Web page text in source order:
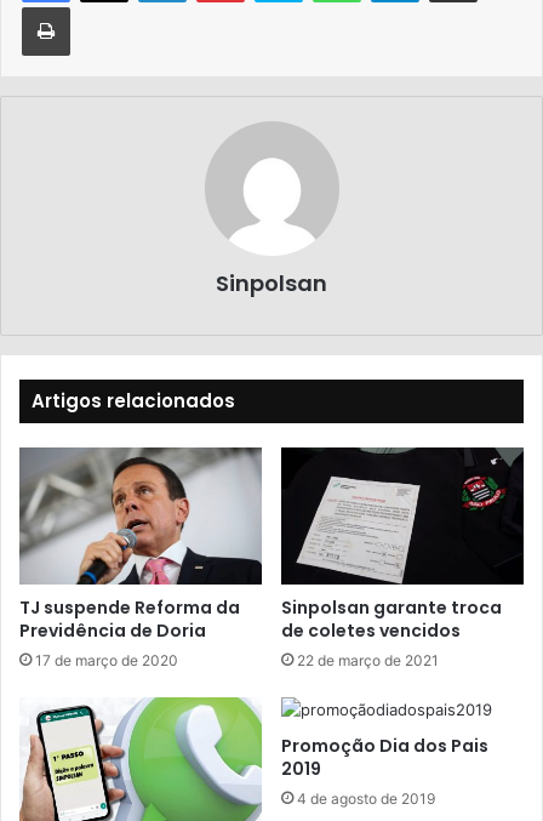
Sinpolsan
Artigos relacionados
TJ suspende Reforma da
Previdência de Doria
17 de março de 2020
Sinpolsan garante troca
de coletes vencidos
22 de março de 2021
Promoção Dia dos Pais
2019
4 de agosto de 2019